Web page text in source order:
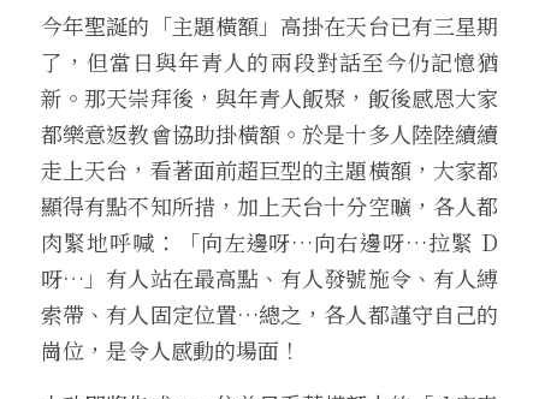
今年聖誕的「主題橫額」高掛在天台已有三星期
了，但當日與年青人的兩段對話至今仍記憶猶
新。那天崇拜後，與年青人飯聚，飯後感恩大家
都樂意返教會協助掛橫額。於是十多人陸陸續續
走上天台，看著面前超巨型的主題橫額，大家都
顯得有點不知所措，加上天台十分空曠，各人都
肉緊地呼喊：「向左邊呀…向右邊呀…拉緊 D
呀…」有人站在最高點、有人發號施令、有人縛
索帶、有人固定位置…總之，各人都謹守自己的
崗位，是令人感動的場面！